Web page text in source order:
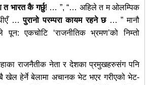
त भारत कै गर्छु! … ”, “… अहिले त म ओलम्पिक
थीएँ …पुरानो परम्परा कायम रहने छ… ” मानौ
एकचोटि ‘राजनीतिक भ्रमण’को निम्तो
राजनैतीक नेता र देशका प्रमुखहरुसंग पनि
खेल हेर्ने बेलामा अचानक भेट भएर गरीएको भेट-